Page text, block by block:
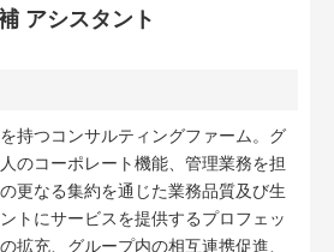
アシスタント
持つコンサルティングファーム。グ
のコーポレート機能、管理業務を担
更なる集約を通じた業務品質及び生
トにサービスを提供するプロフェッ
拡充、グループ内の相互連携促進、